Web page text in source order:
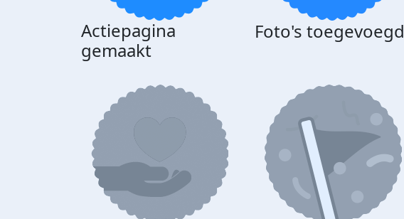
Actiepagina
gemaakt
Foto's toegevoegd